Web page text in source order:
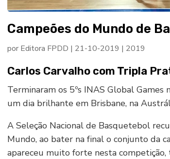
Campeões do Mundo de
por Editora FPDD | 21-10-2019 | 2019
Carlos Carvalho com Tripla
Terminaram os 5ºs INAS Global
um dia brilhante em Brisbane, na
A Seleção Nacional de Basquetebol
Mundo, ao bater na final o conjunto da
apareceu muito forte nesta